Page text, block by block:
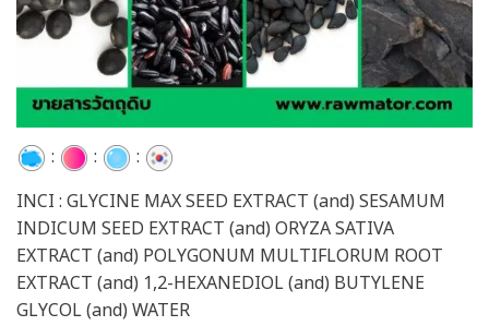
: :
:
INCI : GLYCINE MAX SEED EXTRACT (and) SESAMUM
INDICUM SEED EXTRACT (and) ORYZA SATIVA
EXTRACT (and) POLYGONUM MULTIFLORUM ROOT
EXTRACT (and) 1,2-HEXANEDIOL (and) BUTYLENE
GLYCOL (and) WATER